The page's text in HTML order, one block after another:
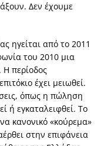
Δεν έχουμε
ηγείται από το 2011
του 2010 μια
περίοδος
έχει μειωθεί.
όπως η πώληση
ή εγκαταλειφθεί. Το
κανονικό «κούρεμα»
στην επιφάνεια